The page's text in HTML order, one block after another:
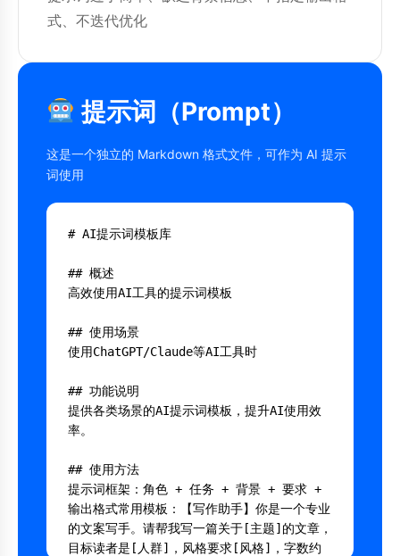
式、不迭代优化
提示词（Prompt）
这是一个独立的 Markdown 格式文件，可作为 AI 提示
词使用
# AI提示词模板库
## 概述
高效使用AI工具的提示词模板
## 使用场景
使用ChatGPT/Claude等AI工具时
## 功能说明
提供各类场景的AI提示词模板，提升AI使用效
率。
## 使用方法
提示词框架：角色 + 任务 + 背景 + 要求 +
输出格式常用模板：【写作助手】你是一个专业
的文案写手。请帮我写一篇关于[主题]的文章，
目标读者是[人群]，风格要求[风格]，字数约